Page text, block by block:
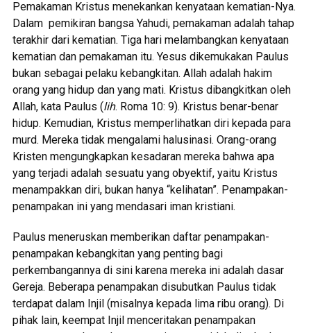
Pemakaman Kristus menekankan kenyataan kematian-Nya.
Dalam pemikiran bangsa Yahudi, pemakaman adalah tahap
terakhir dari kematian. Tiga hari melambangkan kenyataan
kematian dan pemakaman itu. Yesus dikemukakan Paulus
bukan sebagai pelaku kebangkitan. Allah adalah hakim
orang yang hidup dan yang mati. Kristus dibangkitkan oleh
Allah, kata Paulus (lih. Roma 10: 9). Kristus benar-benar
hidup. Kemudian, Kristus memperlihatkan diri kepada para
murd. Mereka tidak mengalami halusinasi. Orang-orang
Kristen mengungkapkan kesadaran mereka bahwa apa
yang terjadi adalah sesuatu yang obyektif, yaitu Kristus
menampakkan diri, bukan hanya “kelihatan”. Penampakan-
penampakan ini yang mendasari iman kristiani.
Paulus meneruskan memberikan daftar penampakan-
penampakan kebangkitan yang penting bagi
perkembangannya di sini karena mereka ini adalah dasar
Gereja. Beberapa penampakan disubutkan Paulus tidak
terdapat dalam Injil (misalnya kepada lima ribu orang). Di
pihak lain, keempat Injil menceritakan penampakan